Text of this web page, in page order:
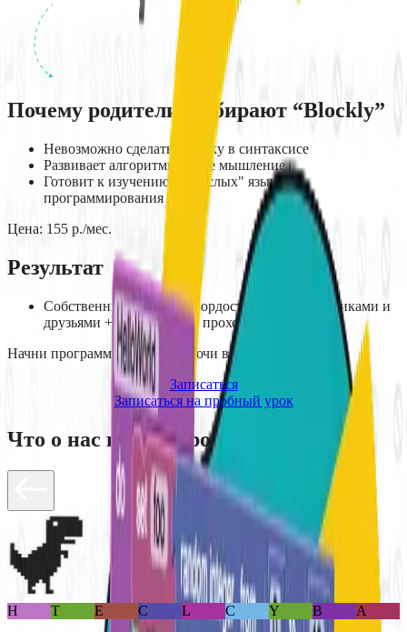
Почему родители выбирают “Blockly”
Невозможно сделать ошибку в синтаксисе
Развивает алгоритмическое мышление
Готовит к изучению "взрослых" языков
программирования
Цена: 155 р./мес.
Результат
Собственные игры, как гордость перед сверстниками и
друзьями + сертификат о прохождении модуля
Начни программировать играючи в Борисове
Записаться
Записаться на пробный урок
Что о нас говорят родители
Н Т Е С L С Y В А